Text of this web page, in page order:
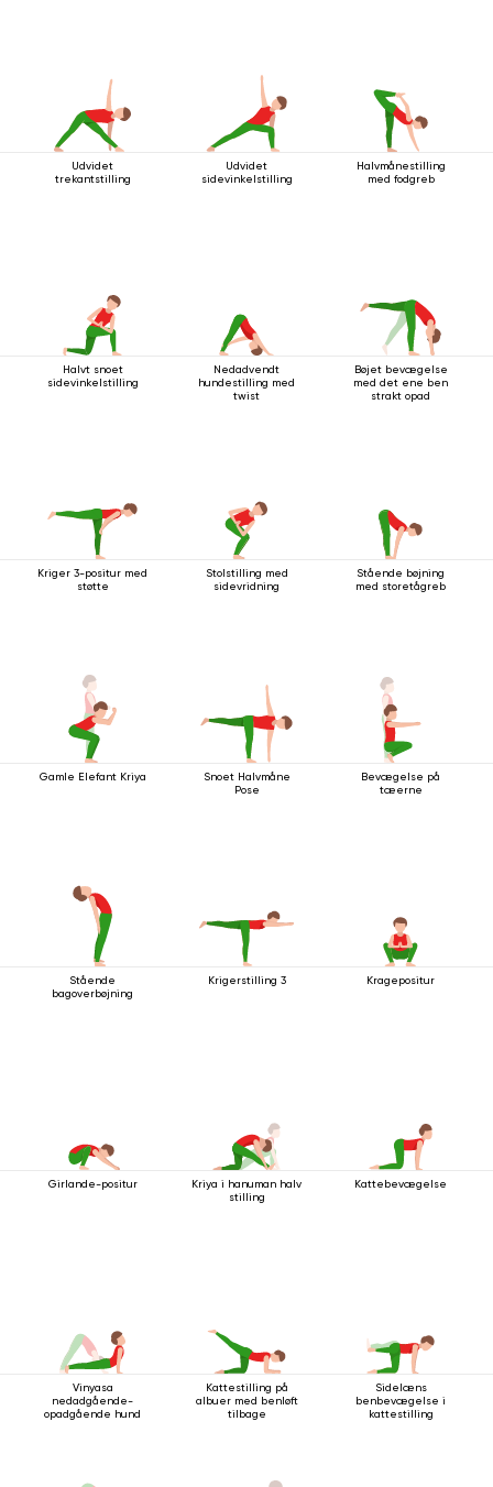
Udvidet
trekantstilling
Udvidet
sidevinkelstilling
Halvmånestilling
med fodgreb
Halvt snoet
sidevinkelstilling
Nedadvendt
hundestilling med
twist
Bøjet bevægelse
med det ene ben
strakt opad
Kriger 3-positur med
støtte
Stolstilling med
sidevridning
Stående bøjning
med storetågreb
Gamle Elefant Kriya
Snoet Halvmåne
Pose
Bevægelse på
tæerne
Stående
bagoverbøjning
Krigerstilling 3 Kragepositur
Girlande-positur
Kriya i hanuman halv
stilling
Kattebevægelse
Vinyasa
nedadgående-
opadgående hund
Kattestilling på
albuer med benløft
tilbage
Sidelæns
benbevægelse i
kattestilling